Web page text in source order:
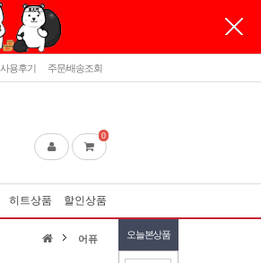
사용후기 주문/배송조회
0
히트상품 할인상품
오늘본상품
어퓨